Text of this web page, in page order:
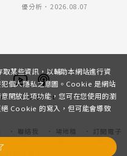
優分析 ． 2026.08.07
YoutubePodcast
聯絡我
場地租
訂閱電子
某些資訊，以輔助本網站進行資
個人隱私之意圖。Cookie 是網站
開放此項功能，您可在您使用的瀏
Cookie 的寫入，但可能會導致